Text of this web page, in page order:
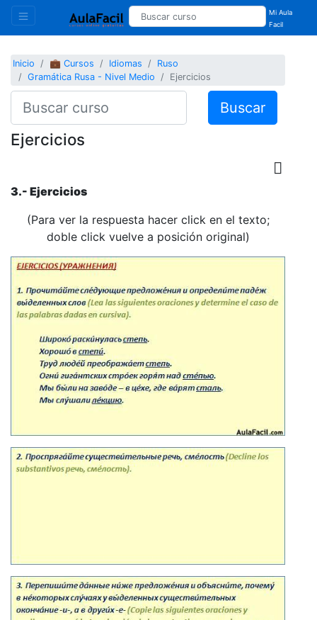
Mi Aula
Facil
Inicio 💼 Cursos Idiomas
Ruso
Gramática Rusa - Nivel Medio
Ejercicios
Buscar
Ejercicios
3.- Ejercicios
(Para ver la respuesta hacer click en el texto;
doble click vuelve a posición original)